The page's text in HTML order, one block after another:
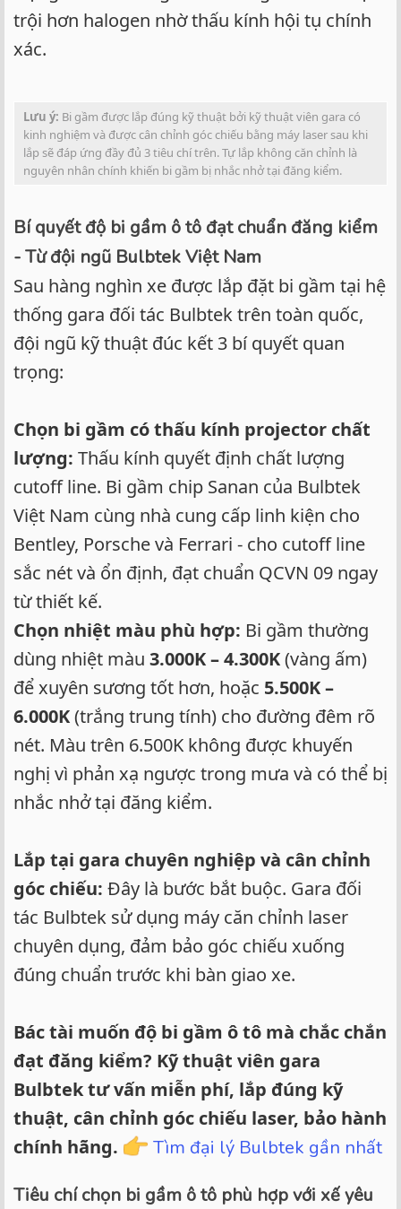
trội hơn halogen nhờ thấu kính hội tụ chính
xác.
Lưu ý: Bi gầm được lắp đúng kỹ thuật bởi kỹ thuật viên gara có
kinh nghiệm và được cân chỉnh góc chiếu bằng máy laser sau khi
lắp sẽ đáp ứng đầy đủ 3 tiêu chí trên. Tự lắp không căn chỉnh là
nguyên nhân chính khiến bi gầm bị nhắc nhở tại đăng kiểm.
Bí quyết độ bi gầm ô tô đạt chuẩn đăng kiểm
- Từ đội ngũ Bulbtek Việt Nam
Sau hàng nghìn xe được lắp đặt bi gầm tại hệ
thống gara đối tác Bulbtek trên toàn quốc,
đội ngũ kỹ thuật đúc kết 3 bí quyết quan
trọng:
Chọn bi gầm có thấu kính projector chất
lượng: Thấu kính quyết định chất lượng
cutoff line. Bi gầm chip Sanan của Bulbtek
Việt Nam cùng nhà cung cấp linh kiện cho
Bentley, Porsche và Ferrari - cho cutoff line
sắc nét và ổn định, đạt chuẩn QCVN 09 ngay
từ thiết kế.
Chọn nhiệt màu phù hợp: Bi gầm thường
dùng nhiệt màu 3.000K – 4.300K(vàng ấm)
để xuyên sương tốt hơn, hoặc 5.500K –
6.000K(trắng trung tính) cho đường đêm rõ
nét. Màu trên 6.500K không được khuyến
nghị vì phản xạ ngược trong mưa và có thể bị
nhắc nhở tại đăng kiểm.
Lắp tại gara chuyên nghiệp và cân chỉnh
góc chiếu: Đây là bước bắt buộc. Gara đối
tác Bulbtek sử dụng máy căn chỉnh laser
chuyên dụng, đảm bảo góc chiếu xuống
đúng chuẩn trước khi bàn giao xe.
Bác tài muốn độ bi gầm ô tô mà chắc chắn
đạt đăng kiểm? Kỹ thuật viên gara
Bulbtek tư vấn miễn phí, lắp đúng kỹ
thuật, cân chỉnh góc chiếu laser, bảo hành
chính hãng.
Tìm đại lý Bulbtek gần nhất
Tiêu chí chọn bi gầm ô tô phù hợp với xế yêu